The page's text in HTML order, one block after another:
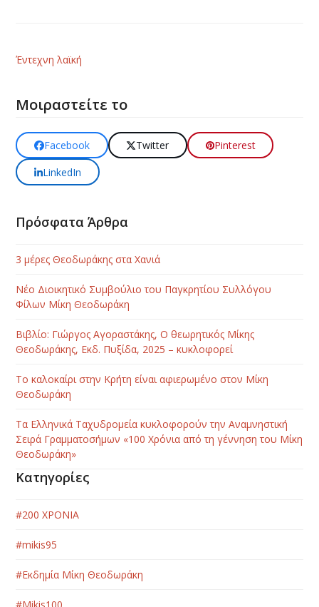
Έντεχνη λαϊκή
Μοιραστείτε το
Facebook Twitter
Pinterest
LinkedIn
Πρόσφατα Άρθρα
3 μέρες Θεοδωράκης στα Χανιά
Νέο Διοικητικό Συμβούλιο του Παγκρητίου Συλλόγου
Φίλων Μίκη Θεοδωράκη
Βιβλίο: Γιώργος Αγοραστάκης, Ο θεωρητικός Μίκης
Θεοδωράκης, Εκδ. Πυξίδα, 2025 – κυκλοφορεί
Το καλοκαίρι στην Κρήτη είναι αφιερωμένο στον Μίκη
Θεοδωράκη
Τα Ελληνικά Ταχυδρομεία κυκλοφορούν την Αναμνηστική
Σειρά Γραμματοσήμων «100 Χρόνια από τη γέννηση του Μίκη
Θεοδωράκη»
Κατηγορίες
#200 ΧΡΟΝΙΑ
#mikis95
#Εκδημία Μίκη Θεοδωράκη